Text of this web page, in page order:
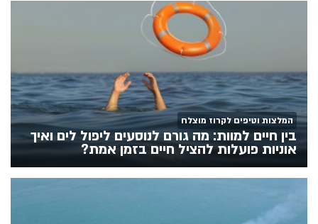
המלצות וטיפים לקרוז מוצלח
בין חיים למוות: מה גורם לנוסעים ליפול לים ואיך
אוניות פועלות להציל חיים בזמן אמת?